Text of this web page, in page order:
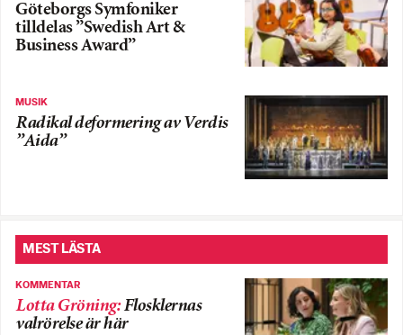
Göteborgs Symfoniker
tilldelas ”Swedish Art &
Business Award”
MUSIK
Radikal deformering av Verdis
”Aida”
MEST LÄSTA
KOMMENTAR
Lotta Gröning:Flosklernas
valrörelse är här